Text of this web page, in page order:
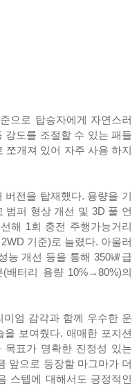
으로 탑승자에게 자연스러
강도를 조절할 수 있는 패들
쪼개져 있어 자주 사용 하지
버전을 탑재했다. 용량을 기
범퍼 형상 개선 및 3D 풀 언
해 1회 충전 주행가능거리
기준)로 늘렸다. 아울러
능 개선 등을 통해 350㎾급
배터리 용량 10%→80%)의
엄 감각과 함께 우수한 운
보여줬다. 애매한 포지션
표가 명확한 진정성 있는
앞으로 등장할 마그마가 더
스텝에 대해서도 긍정적인